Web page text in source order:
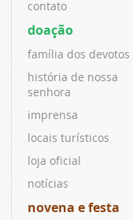
contato
doação
família dos devotos
história de nossa
senhora
imprensa
locais turísticos
loja oficial
notícias
novena e festa